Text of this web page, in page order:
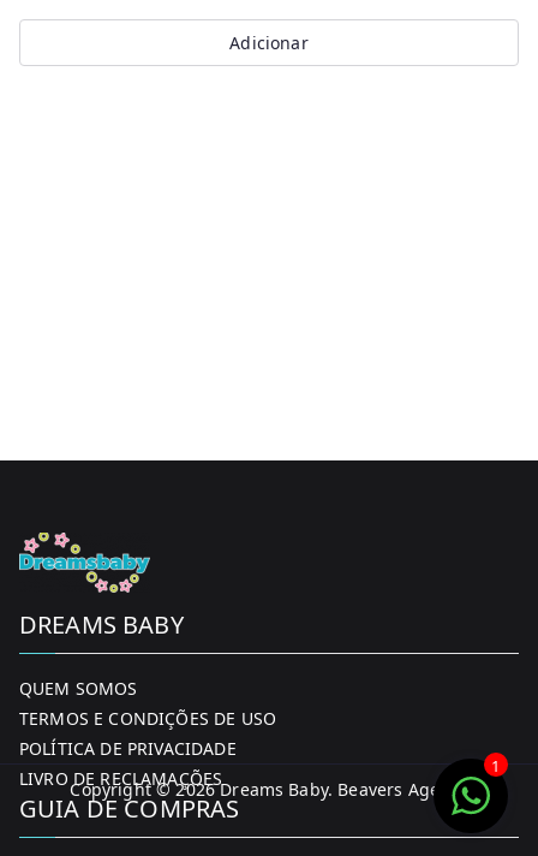
Adicionar
DREAMS BABY
QUEM SOMOS
TERMOS E CONDIÇÕES DE USO
POLÍTICA DE PRIVACIDADE
LIVRO DE RECLAMAÇÕES
GUIA DE COMPRAS
Copyright © 2026Dreams Baby. Beavers Agency
1